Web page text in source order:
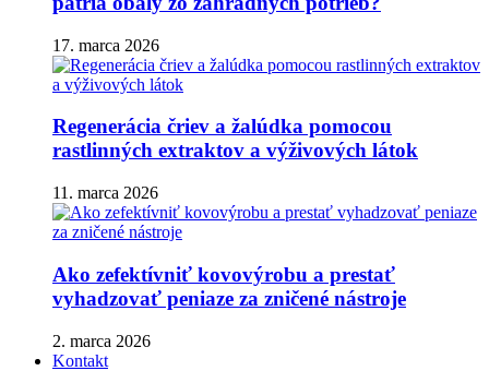
17. marca 2026
Regenerácia čriev a žalúdka pomocou
rastlinných extraktov a výživových látok
11. marca 2026
Ako zefektívniť kovovýrobu a prestať
vyhadzovať peniaze za zničené nástroje
2. marca 2026
Kontakt